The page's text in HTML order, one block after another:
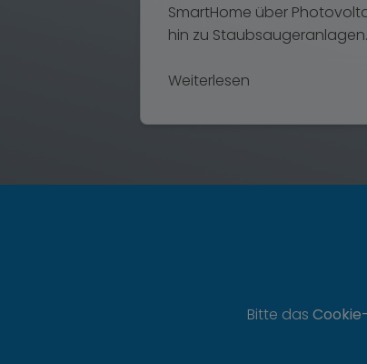
SmartHome über
hin zu Staubsaugeranlagen.
Weiterlesen
Bitte das